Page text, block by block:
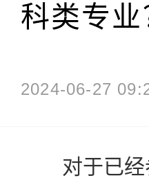
科类专业
2024-06-27
对于已经